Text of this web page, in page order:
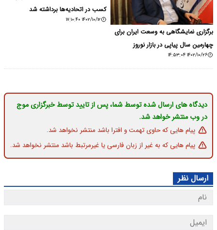
برگزاری نمایشگاهی به وسعت ایران برای
چهارمین سال پیاپی در بازار نوروز
۱۴۰۲/۱۰/۲۶ ۱۴:۵۳:۰۴
کسب در اتحادیه‌ها برداشته شد
۱۴۰۲/۱۰/۱۲ ۱۷:۱۰:۴۰
دیدگاه های ارسال شده توسط شما، پس از تایید توسط خبرگزاری موج
در وب منتشر خواهد شد.
پیام هایی که حاوی تهمت و افترا باشد منتشر نخواهد شد.
پیام هایی که به غیر از زبان فارسی یا غیرمرتبط باشد منتشر نخواهد شد.
ارسال نظر